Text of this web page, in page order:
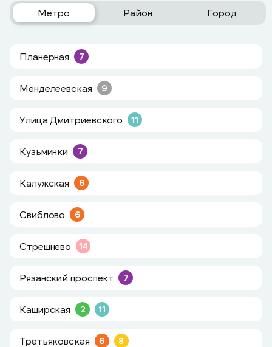
Метро Район Город
Планерная 7
Менделеевская 9
Улица Дмитриевского 11
Кузьминки 7
Калужская 6
Свиблово 6
Стрешнево 14
Рязанский проспект 7
Каширская 2 11
Третьяковская 6 8